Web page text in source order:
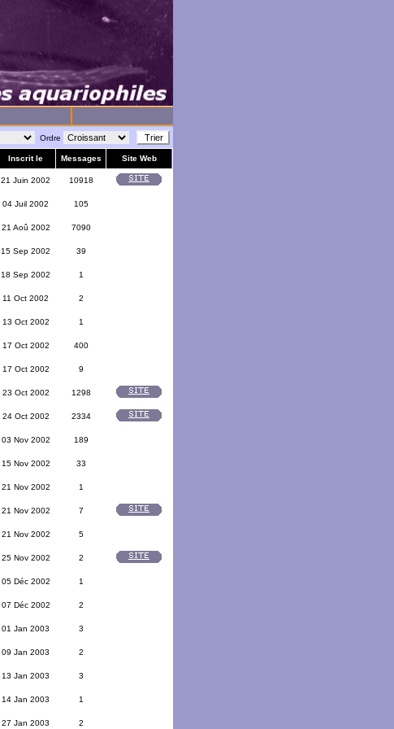
Ordre
Inscrit le Messages Site Web
21 Juin 2002 10918
04 Juil 2002 105
21 Aoû 2002 7090
15 Sep 2002 39
18 Sep 2002 1
11 Oct 2002 2
13 Oct 2002 1
17 Oct 2002 400
17 Oct 2002 9
23 Oct 2002 1298
24 Oct 2002 2334
03 Nov 2002 189
15 Nov 2002 33
21 Nov 2002 1
21 Nov 2002 7
21 Nov 2002 5
25 Nov 2002 2
05 Déc 2002 1
07 Déc 2002 2
01 Jan 2003 3
09 Jan 2003 2
13 Jan 2003 3
14 Jan 2003 1
27 Jan 2003 2